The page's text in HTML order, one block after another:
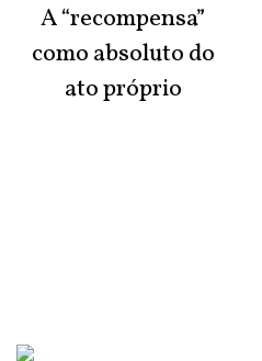
A “recompensa”
como absoluto do
ato próprio